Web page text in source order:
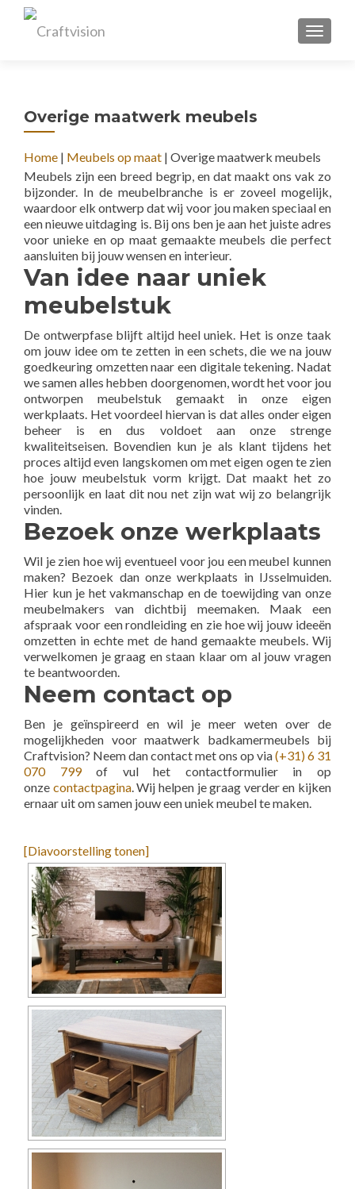
Overige maatwerk meubels
Home | Meubels op maat | Overige maatwerk meubels
Meubels zijn een breed begrip, en dat maakt ons vak zo
bijzonder. In de meubelbranche is er zoveel mogelijk,
waardoor elk ontwerp dat wij voor jou maken speciaal en
een nieuwe uitdaging is. Bij ons ben je aan het juiste adres
voor unieke en op maat gemaakte meubels die perfect
aansluiten bij jouw wensen en interieur.
Van idee naar uniek
meubelstuk
De ontwerpfase blijft altijd heel uniek. Het is onze taak
om jouw idee om te zetten in een schets, die we na jouw
goedkeuring omzetten naar een digitale tekening. Nadat
we samen alles hebben doorgenomen, wordt het voor jou
ontworpen meubelstuk gemaakt in onze eigen
werkplaats. Het voordeel hiervan is dat alles onder eigen
beheer is en dus voldoet aan onze strenge
kwaliteitseisen. Bovendien kun je als klant tijdens het
proces altijd even langskomen om met eigen ogen te zien
hoe jouw meubelstuk vorm krijgt. Dat maakt het zo
persoonlijk en laat dit nou net zijn wat wij zo belangrijk
vinden.
Bezoek onze werkplaats
Wil je zien hoe wij eventueel voor jou een meubel kunnen
maken? Bezoek dan onze werkplaats in IJsselmuiden.
Hier kun je het vakmanschap en de toewijding van onze
meubelmakers van dichtbij meemaken. Maak een
afspraak voor een rondleiding en zie hoe wij jouw ideeën
omzetten in echte met de hand gemaakte meubels. Wij
verwelkomen je graag en staan klaar om al jouw vragen
te beantwoorden.
Neem contact op
Ben je geïnspireerd en wil je meer weten over de
mogelijkheden voor maatwerk badkamermeubels bij
Craftvision? Neem dan contact met ons op via(+31) 6 31
070 799of vul het contactformulier in op
onze contactpagina. Wij helpen je graag verder en kijken
ernaar uit om samen jouw een uniek meubel te maken.
[Diavoorstelling tonen]